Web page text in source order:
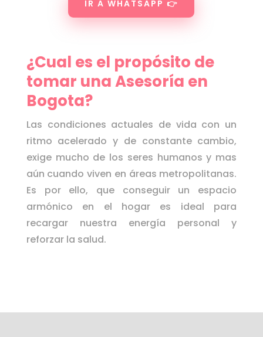
IR A WHATSAPP 👉
¿Cual es el propósito de
tomar una Asesoría en
Bogota?
Las condiciones actuales de vida con un
ritmo acelerado y de constante cambio,
exige mucho de los seres humanos y mas
aún cuando viven en áreas metropolitanas.
Es por ello, que conseguir un espacio
armónico en el hogar es ideal para
recargar nuestra energía personal y
reforzar la salud.